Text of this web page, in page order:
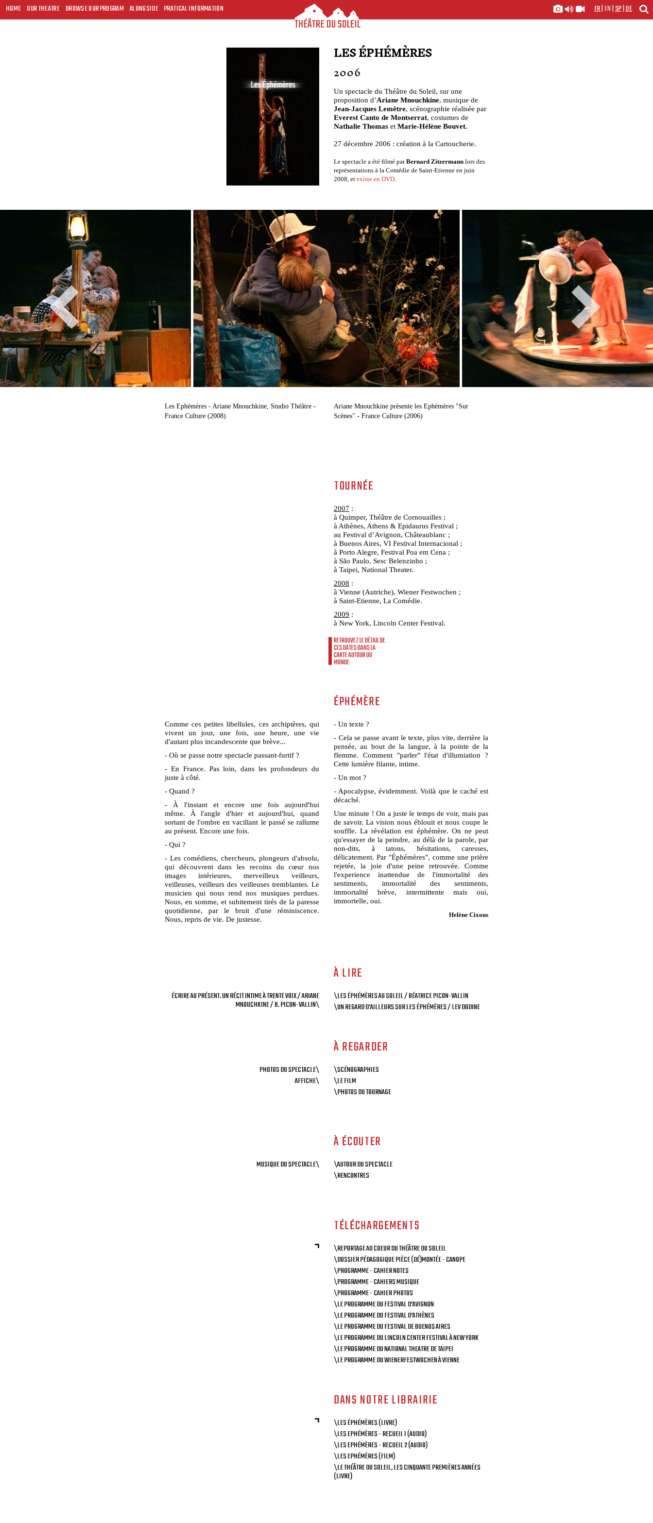
HOME OUR THEATRE BROWSE OUR PROGRAM ALONGSIDE PRATICAL INFORMATION FR|EN|SP|DE
LES ÉPHÉMÈRES
2006
Un spectacle du Théâtre du Soleil, sur une
proposition d’Ariane Mnouchkine, musique de
Jean-Jacques Lemêtre, scénographie réalisée par
Everest Canto de Montserrat, costumes de
Nathalie Thomas et Marie-Hélène Bouvet.
27 décembre 2006 : création à la Cartoucherie.
Le spectacle a été filmé parBernard Zitzermann lors des
représentations à la Comédie de Saint-Etienne en juin
2008, et existe en DVD.
Les Ephémères - Ariane Mnouchkine, Studio Théâtre -
France Culture (2008)
Ariane Mnouchkine présente les Ephémères "Sur
Scènes" - France Culture (2006)
TOURNÉE
2007 :
à Quimper, Théâtre de Cornouailles ;
à Athènes, Athens & Epidaurus Festival ;
au Festival d’Avignon, Châteaublanc ;
à Buenos Aires, VI Festival Internacional ;
à Porto Alegre, Festival Poa em Cena ;
à São Paulo, Sesc Belenzinho ;
à Taipei, National Theater.
2008 :
à Vienne (Autriche), Wiener Festwochen ;
à Saint-Etienne, La Comédie.
2009 :
à New York, Lincoln Center Festival.
RETROUVEZ LE DÉTAIL DE
CES DATES DANS LA
CARTE AUTOUR DU
MONDE
ÉPHÉMÈRE
Comme ces petites libellules, ces archiptères, qui
vivent un jour, une fois, une heure, une vie
d'autant plus incandescente que brève...
- Où se passe notre spectacle passant-furtif ?
- En France. Pas loin, dans les profondeurs du
juste à côté.
- Quand ?
- À l'instant et encore une fois aujourd'hui
même. À l'angle d'hier et aujourd'hui, quand
sortant de l'ombre en vacillant le passé se rallume
au présent. Encore une fois.
- Qui ?
- Les comédiens, chercheurs, plongeurs d'absolu,
qui découvrent dans les recoins du cœur nos
images intérieures, merveilleux veilleurs,
veilleuses, veilleurs des veilleuses tremblantes. Le
musicien qui nous rend nos musiques perdues.
Nous, en somme, et subitement tirés de la paresse
quotidienne, par le bruit d'une réminiscence.
Nous, repris de vie. De justesse.
- Un texte ?
- Cela se passe avant le texte, plus vite, derrière la
pensée, au bout de la langue, à la pointe de la
flemme. Comment "parler" l'état d'illumiation ?
Cette lumière filante, intime.
- Un mot ?
- Apocalypse, évidemment. Voilà que le caché est
décaché.
Une minute ! On a juste le temps de voir, mais pas
de savoir. La vision nous éblouit et nous coupe le
souffle. La révélation est éphémère. On ne peut
qu'essayer de la peindre, au délà de la parole, par
non-dits, à tatons, hésitations, caresses,
délicatement. Par "Éphémères", comme une prière
rejetée, la joie d'une peine retrouvée. Comme
l'experience inattendue de l'immortalité des
sentiments, immortalité des sentiments,
immortalité brève, intermittente mais oui,
immortelle, oui.
Helène Cixous
À LIRE
ÉCRIRE AU PRÉSENT. UN RÉCIT INTIME À TRENTE VOIX / ARIANE
MNOUCHKINE / B. PICON-VALLIN\
\LES ÉPHÉMÈRES AU SOLEIL / BÉATRICE PICON-VALLIN
\UN REGARD D’AILLEURS SUR LES ÉPHÉMÈRES / LEV DODINE
À REGARDER
PHOTOS DU SPECTACLE\
AFFICHE\
\SCÉNOGRAPHIES
\LE FILM
\PHOTOS DU TOURNAGE
À ÉCOUTER
MUSIQUE DU SPECTACLE\
\AUTOUR DU SPECTACLE
\RENCONTRES
TÉLÉCHARGEMENTS
\REPORTAGE AU COEUR DU THÉÂTRE DU SOLEIL
\DOSSIER PÉDAGOGIQUE PIÈCE (DÉ)MONTÉE - CANOPE
\PROGRAMME - CAHIER NOTES
\PROGRAMME - CAHIERS MUSIQUE
\PROGRAMME - CAHIER PHOTOS
\LE PROGRAMME DU FESTIVAL D'AVIGNON
\LE PROGRAMME DU FESTIVAL D'ATHÈNES
\LE PROGRAMME DU FESTIVAL DE BUENOS AIRES
\LE PROGRAMME DU LINCOLN CENTER FESTIVAL À NEW YORK
\LE PROGRAMME DU NATIONAL THEATRE DE TAIPEI
\LE PROGRAMME DU WIENERFESTWOCHEN À VIENNE
DANS NOTRE LIBRAIRIE
\LES ÉPHÉMÈRES (LIVRE)
\LES EPHÉMÈRES - RECUEIL 1 (AUDIO)
\LES EPHÉMÈRES - RECUEIL 2 (AUDIO)
\LES EPHÉMÈRES (FILM)
\LE THÉÂTRE DU SOLEIL, LES CINQUANTE PREMIÈRES ANNÉES
(LIVRE)